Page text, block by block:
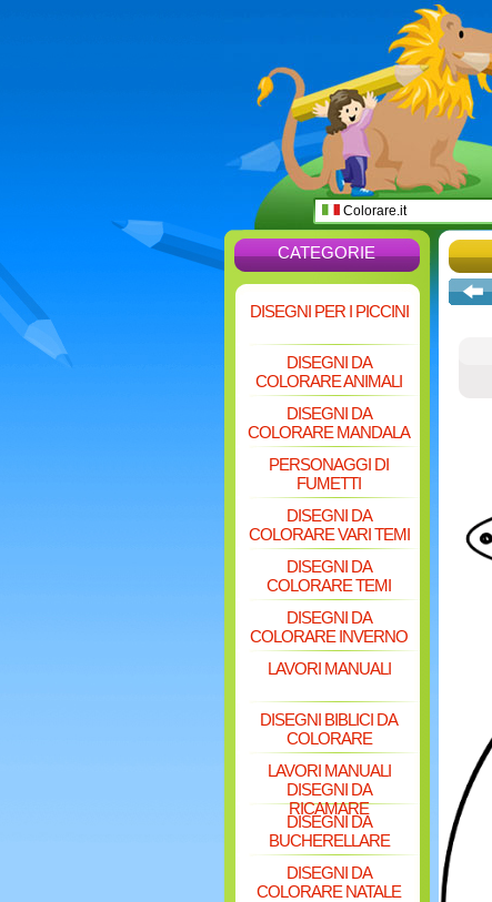
Colorare.it
CATEGORIE
DISEGNI PER I PICCINI
DISEGNI DA
COLORARE ANIMALI
DISEGNI DA
COLORARE MANDALA
PERSONAGGI DI
FUMETTI
DISEGNI DA
COLORARE VARI TEMI
DISEGNI DA
COLORARE TEMI
DISEGNI DA
COLORARE INVERNO
LAVORI MANUALI
DISEGNI BIBLICI DA
COLORARE
LAVORI MANUALI
DISEGNI DA
RICAMARE
DISEGNI DA
BUCHERELLARE
DISEGNI DA
COLORARE NATALE